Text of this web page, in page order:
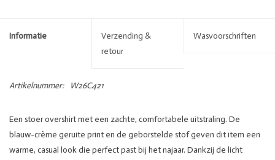
Informatie
Verzending &
retour
Wasvoorschriften
Artikelnummer: W26C421
Een stoer overshirt met een zachte, comfortabele uitstraling. De
blauw-crème geruite print en de geborstelde stof geven dit item een
warme, casual look die perfect past bij het najaar. Dankzij de licht